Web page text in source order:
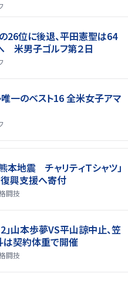
26位に後退、平田憲聖は64
米男子ゴルフ第２日
一のベスト16 全米女子アマ
本地震 チャリティＴシャツ」
興支援へ寄付
闘技
」山本歩夢VS平山諒中止、笠
契約体重で開催
闘技